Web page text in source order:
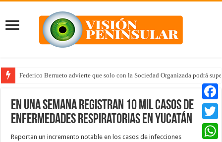
Federico Berrueto advierte que solo con la Sociedad Organizada podrá
En una semana registran 10 mil casos de
enfermedades respiratorias en Yucatán
Reportan un incremento notable en los casos de infecciones
Twitter